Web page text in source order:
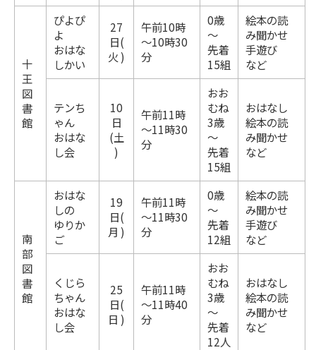
十
王
図
書
館
ぴよぴ
よ
おはな
しかい
27
日(
火 )
午前10時
～10時30
分
0歳
～
先着
15組
絵本の読
み聞かせ
手遊び
など
テンち
ゃん
おはな
し会
10
日
(土
)
午前11時
～11時30
分
おお
むね
3歳
～
先着
15組
おはなし
絵本の読
み聞かせ
など
南
部
図
書
館
おはな
しの
ゆりか
ご
19
日(
月 )
午前11時
～11時30
分
0歳
～
先着
12組
絵本の読
み聞かせ
手遊び
など
くじら
ちゃん
おはな
し会
25
日(
日 )
午前11時
～11時40
分
おお
むね
3歳
～
先着
12人
おはなし
絵本の読
み聞かせ
など